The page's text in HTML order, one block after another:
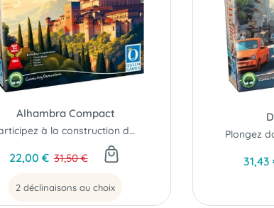
Alhambra Compact
Participez à la construction du plus beau palais...
22,00 € 31,50 €
2 déclinaisons au choix
31,43